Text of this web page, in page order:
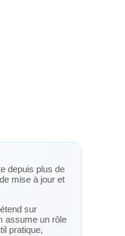
depuis plus de
mise à jour et
sur
assume un rôle
pratique,